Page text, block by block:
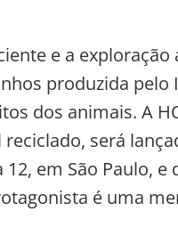
e a
produzida pelo
dos animais. A
será
12, em São Paulo,
é uma